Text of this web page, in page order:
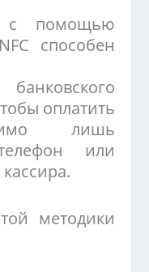
помощью
способен
оплатить
лишь
или
методики